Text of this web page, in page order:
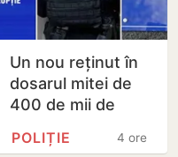
Un nou reținut în
dosarul mitei de
400 de mii de
facilitat transferul
4 ore
POLIȚIE